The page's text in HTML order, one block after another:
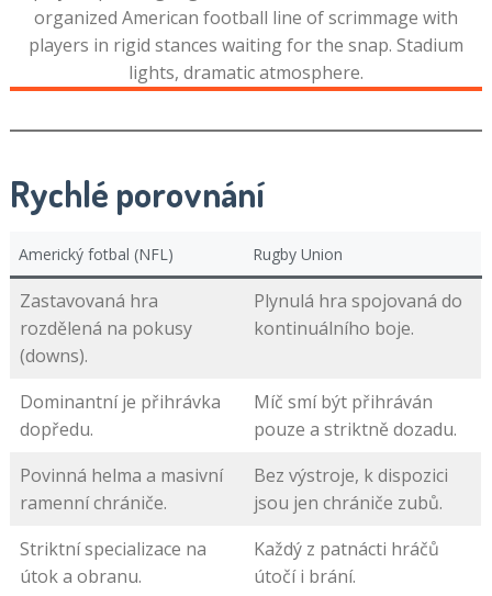
Rychlé porovnání
Americký fotbal (NFL) Rugby Union
Zastavovaná hra
rozdělená na pokusy
(downs).
Plynulá hra spojovaná do
kontinuálního boje.
Dominantní je přihrávka
dopředu.
Míč smí být přihráván
pouze a striktně dozadu.
Povinná helma a masivní
ramenní chrániče.
Bez výstroje, k dispozici
jsou jen chrániče zubů.
Striktní specializace na
útok a obranu.
Každý z patnácti hráčů
útočí i brání.